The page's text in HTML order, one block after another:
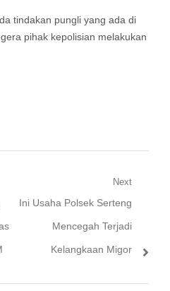
tindakan pungli yang ada di
pihak kepolisian melakukan
Next
Next
Ini Usaha Polsek Serteng
Mencegah Terjadi
Kelangkaan Migor